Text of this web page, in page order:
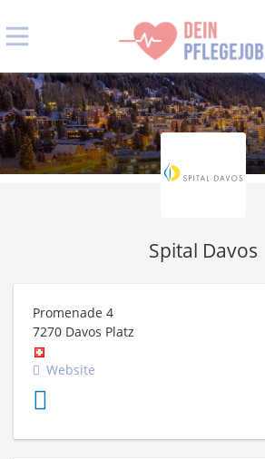
Spital Davos
Promenade 4
7270 Davos Platz
Website